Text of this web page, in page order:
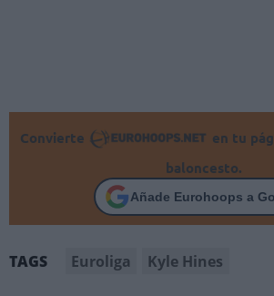
Convierte
en tu
baloncesto.
Añade Eurohoops a
TAGS Euroliga Kyle Hines